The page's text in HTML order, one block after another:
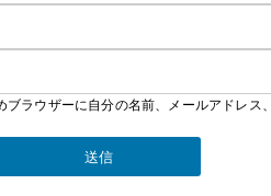
ラウザーに自分の名前、メールアドレス